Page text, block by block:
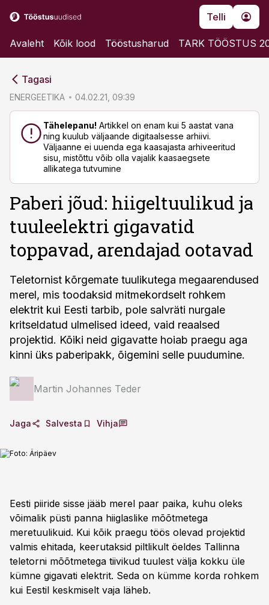
Telli
Avaleht Kõik lood Tööstusharud TARK TÖÖSTUS
Tagasi
ENERGEETIKA 04.02.21, 09:39
Tähelepanu! Artikkel on enam kui 5 aastat vana
ning kuulub väljaande digitaalsesse arhiivi.
Väljaanne ei uuenda ega kaasajasta arhiveeritud
sisu, mistõttu võib olla vajalik kaasaegsete
allikatega tutvumine
Paberi jõud: hiigeltuulikud ja
tuuleelektri gigavatid
toppavad, arendajad ootavad
Teletornist kõrgemate tuulikutega megaarendused
merel, mis toodaksid mitmekordselt rohkem
elektrit kui Eesti tarbib, pole salvräti nurgale
kritseldatud ulmelised ideed, vaid reaalsed
projektid. Kõiki neid gigavatte hoiab praegu aga
kinni üks paberipakk, õigemini selle puudumine.
Martin Johannes Teder
Jaga Salvesta Vihja
Foto: Äripäev
Eesti piiride sisse jääb merel paar paika, kuhu oleks
võimalik püsti panna hiiglaslike mõõtmetega
meretuulikuid. Kui kõik praegu töös olevad projektid
valmis ehitada, keerutaksid piltlikult öeldes Tallinna
teletorni mõõtmetega tiivikud tuulest välja kokku üle
kümne gigavati elektrit. Seda on kümme korda rohkem
kui Eestil keskmiselt vaja läheb.